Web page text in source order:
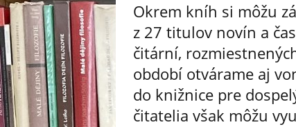
Okrem kníh si môžu
z 27 titulov novín a
čitární,
období otvárame aj
do knižnice pre
čitatelia však môžu